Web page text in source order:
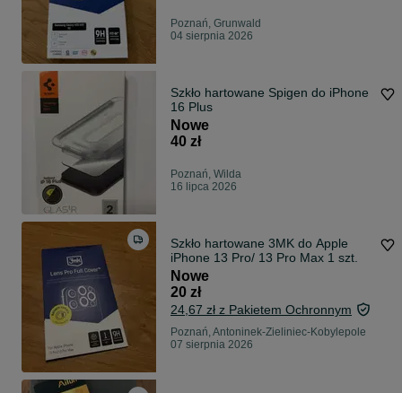
Poznań, Grunwald
04 sierpnia 2026
Szkło hartowane Spigen do iPhone
16 Plus
Nowe
40 zł
Poznań, Wilda
16 lipca 2026
Szkło hartowane 3MK do Apple
iPhone 13 Pro/ 13 Pro Max 1 szt.
Nowe
20 zł
24,67 zł z Pakietem Ochronnym
Poznań, Antoninek-Zieliniec-Kobylepole
07 sierpnia 2026